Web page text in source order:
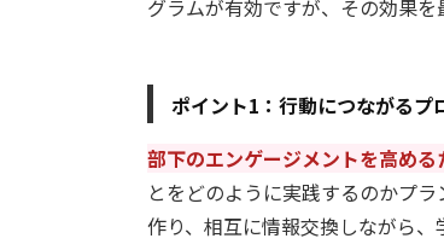
グラムが有効ですが、その効果を
ポイント1：行動につながるプ
部下のエンゲージメントを高める
とをどのように実践するのかプ
作り、相互に情報交換しながら